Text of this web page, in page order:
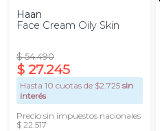
Haan
Face Cream Oily Skin
$ 54.490
$ 27.245
Hasta 10 cuotas de $2.725 sin
interés
Precio sin impuestos nacionales
$ 22.517